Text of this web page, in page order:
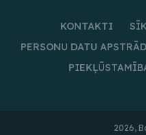
KONTAKTI
PERSONU DATU
2026,